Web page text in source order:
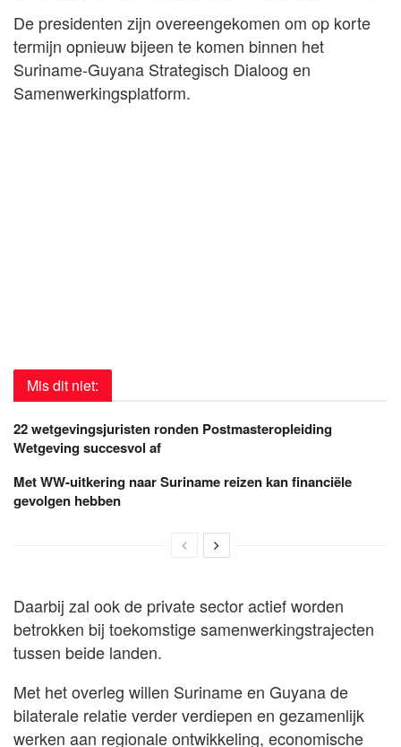
De presidenten zijn overeengekomen om op korte
termijn opnieuw bijeen te komen binnen het
Suriname-Guyana Strategisch Dialoog en
Samenwerkingsplatform.
Mis dit niet:
22 wetgevingsjuristen ronden Postmasteropleiding
Wetgeving succesvol af
Met WW-uitkering naar Suriname reizen kan financiële
gevolgen hebben
Daarbij zal ook de private sector actief worden
betrokken bij toekomstige samenwerkingstrajecten
tussen beide landen.
Met het overleg willen Suriname en Guyana de
bilaterale relatie verder verdiepen en gezamenlijk
werken aan regionale ontwikkeling, economische